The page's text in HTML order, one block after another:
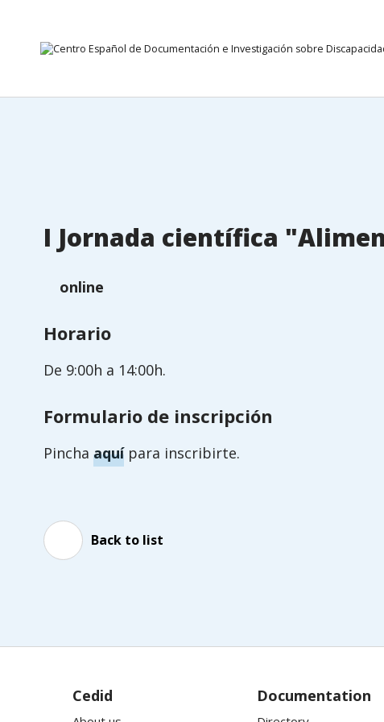
I Jornada científica
online
Horario
De 9:00h a 14:00h.
Formulario de inscripción
Pincha aquípara inscribirte.
Back to list
Cedid Documentation